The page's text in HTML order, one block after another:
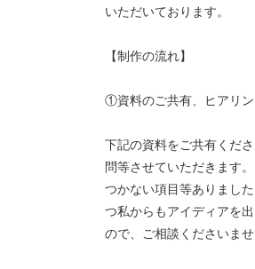
いただいております。
【制作の流れ】
①資料のご共有、ヒアリ
下記の資料をご共有くだ
問等させていただきます
つかない項目等ありまし
つ私からもアイディアを
ので、ご相談くださいませ